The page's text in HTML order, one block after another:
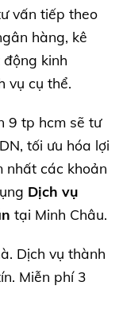
vấn tiếp theo
hàng, kê
kinh
vụ cụ thể.
9 tp hcm sẽ tư
tối ưu hóa lợi
nhất các khoản
Dịch vụ
tại Minh Châu.
Dịch vụ thành
Miễn phí 3